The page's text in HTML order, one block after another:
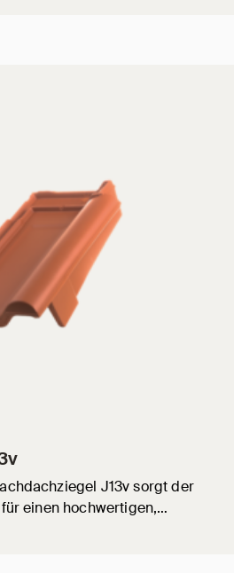
J13v sorgt der
einen hochwertigen,…